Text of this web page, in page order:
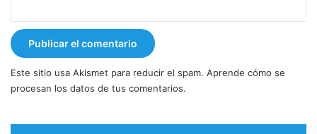
Este sitio usa Akismet para reducir el spam. Aprende cómo se
procesan los datos de tus comentarios.